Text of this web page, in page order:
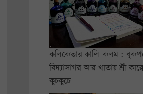
কলিকেতার কালি-কলম :
বিদ্যাসাগর আর খাতায় শ্রী
কুচকুচে